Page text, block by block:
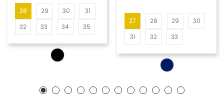
28 29 30
31
32
33 34 35
27 28 29
30
31
32 33